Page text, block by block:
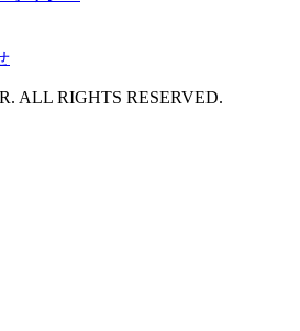
ALL RIGHTS RESERVED.